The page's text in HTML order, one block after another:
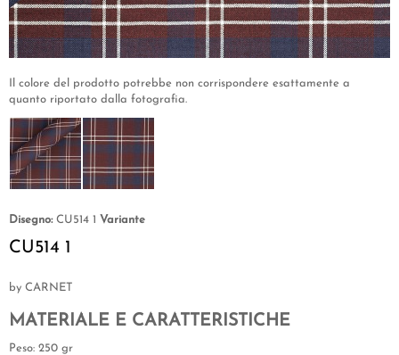
Il colore del prodotto potrebbe non corrispondere esattamente a
quanto riportato dalla fotografia.
Disegno: CU514 1 Variante
CU514 1
by CARNET
MATERIALE E CARATTERISTICHE
Peso: 250 gr